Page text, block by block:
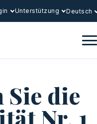
Unterstützung Deutsch
Sie die
Nr. 1